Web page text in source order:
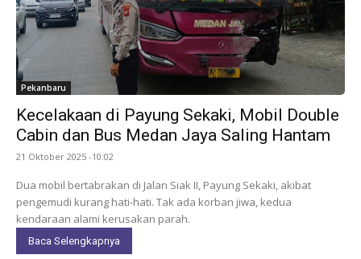
Pekanbaru
Kecelakaan di Payung Sekaki, Mobil Double
Cabin dan Bus Medan Jaya Saling Hantam
21 Oktober 2025 -10:02
Dua mobil bertabrakan di Jalan Siak II, Payung Sekaki, akibat
pengemudi kurang hati-hati. Tak ada korban jiwa, kedua
kendaraan alami kerusakan parah.
Baca Selengkapnya